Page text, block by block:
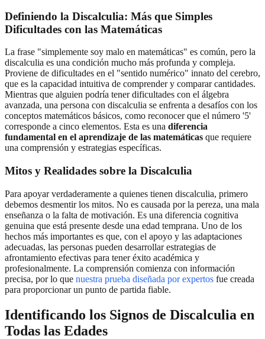
Definiendo la Discalculia: Más que Simples
Dificultades con las Matemáticas
La frase "simplemente soy malo en matemáticas" es común, pero la
discalculia es una condición mucho más profunda y compleja.
Proviene de dificultades en el "sentido numérico" innato del cerebro,
que es la capacidad intuitiva de comprender y comparar cantidades.
Mientras que alguien podría tener dificultades con el álgebra
avanzada, una persona con discalculia se enfrenta a desafíos con los
conceptos matemáticos básicos, como reconocer que el número '5'
corresponde a cinco elementos. Esta es una diferencia
fundamental en el aprendizaje de las matemáticas que requiere
una comprensión y estrategias específicas.
Mitos y Realidades sobre la Discalculia
Para apoyar verdaderamente a quienes tienen discalculia, primero
debemos desmentir los mitos. No es causada por la pereza, una mala
enseñanza o la falta de motivación. Es una diferencia cognitiva
genuina que está presente desde una edad temprana. Uno de los
hechos más importantes es que, con el apoyo y las adaptaciones
adecuadas, las personas pueden desarrollar estrategias de
afrontamiento efectivas para tener éxito académica y
profesionalmente. La comprensión comienza con información
precisa, por lo que nuestra prueba diseñada por expertos fue creada
para proporcionar un punto de partida fiable.
Identificando los Signos de Discalculia en
Todas las Edades